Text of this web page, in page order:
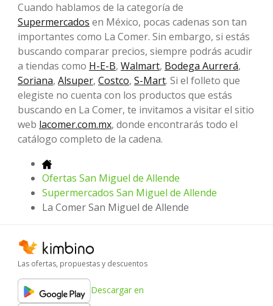
Cuando hablamos de la categoría de
Supermercados en México, pocas cadenas son tan
importantes como La Comer. Sin embargo, si estás
buscando comparar precios, siempre podrás acudir
a tiendas como H-E-B, Walmart, Bodega Aurrerá,
Soriana, Alsuper, Costco, S-Mart. Si el folleto que
elegiste no cuenta con los productos que estás
buscando en La Comer, te invitamos a visitar el sitio
web lacomer.com.mx, donde encontrarás todo el
catálogo completo de la cadena.
Ofertas San Miguel de Allende
Supermercados San Miguel de Allende
La Comer San Miguel de Allende
Las ofertas, propuestas y descuentos
Descargar en